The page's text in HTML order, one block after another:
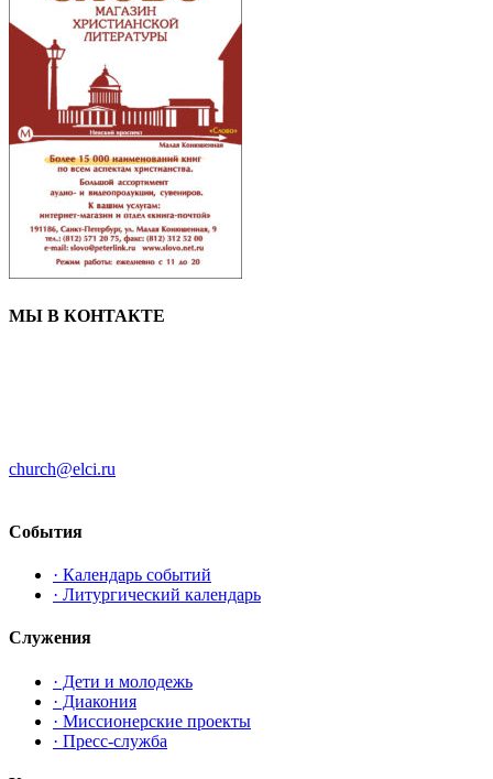
МЫ В КОНТАКТЕ
church@elci.ru
События
· Календарь событий
· Литургический календарь
Служения
· Дети и молодежь
· Диакония
· Миссионерские проекты
· Пресс-служба